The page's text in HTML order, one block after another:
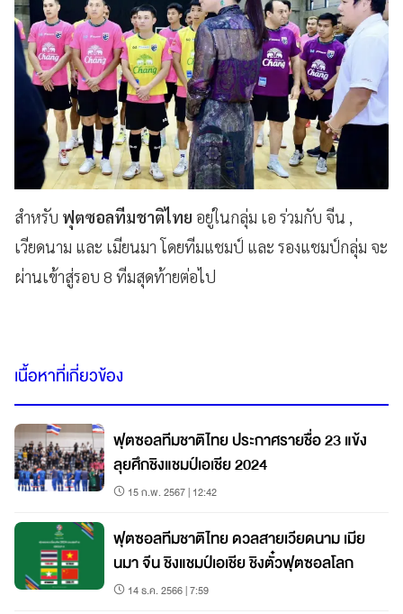
สำหรับ ฟุตซอลทีมชาติไทย อยู่ในกลุ่ม เอ ร่วมกับ จีน ,
เวียดนาม และ เมียนมา โดยทีมแชมป์ และ รองแชมป์กลุ่ม จะ
ผ่านเข้าสู่รอบ 8 ทีมสุดท้ายต่อไป
เนื้อหาที่เกี่ยวข้อง
ฟุตซอลทีมชาติไทย ประกาศรายชื่อ 23 แข้ง
ลุยศึกชิงแชมป์เอเชีย 2024
15 ก.พ. 2567 | 12:42
ฟุตซอลทีมชาติไทย ดวลสายเวียดนาม เมีย
นมา จีน ชิงแชมป์เอเชีย ชิงตั๋วฟุตซอลโลก
14 ธ.ค. 2566 | 7:59